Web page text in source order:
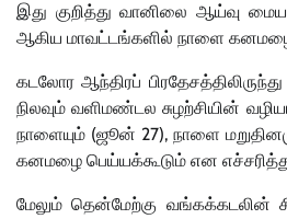
இது குறித்து வானிலை ஆய்வு
ஆகிய மாவட்டங்களில் நாளை
கடலோர ஆந்திரப்
நிலவும் வளிமண்டல சுழற்சியின்
நாளையும் (ஜூன் 27), நாளை
கனமழை பெய்யக்கூடும் என
மேலும் தென்மேற்கு வங்கக்கடலின்